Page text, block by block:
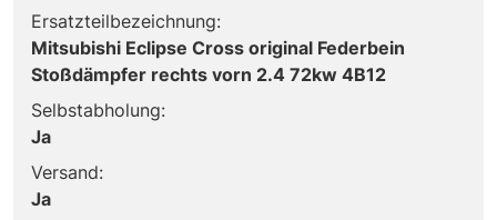
Ersatzteilbezeichnung:
Mitsubishi Eclipse Cross original Federbein
Stoßdämpfer rechts vorn 2.4 72kw 4B12
Selbstabholung:
Ja
Versand:
Ja